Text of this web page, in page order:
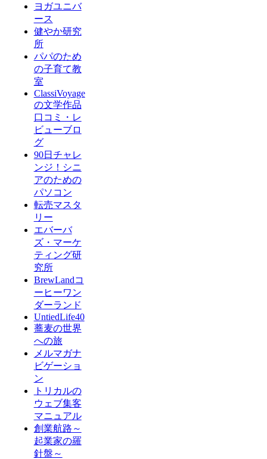
ヨガユニバ
ース
健やか研究
所
パパのため
の子育て教
室
ClassiVoyage
の文学作品
口コミ・レ
ビューブロ
グ
90日チャレ
ンジ！シニ
アのための
パソコン
転売マスタ
リー
エバーバ
ズ・マーケ
ティング研
究所
BrewLandコ
ーヒーワン
ダーランド
UntiedLife40
蕎麦の世界
への旅
メルマガナ
ビゲーショ
ン
トリカルの
ウェブ集客
マニュアル
創業航路～
起業家の羅
針盤～